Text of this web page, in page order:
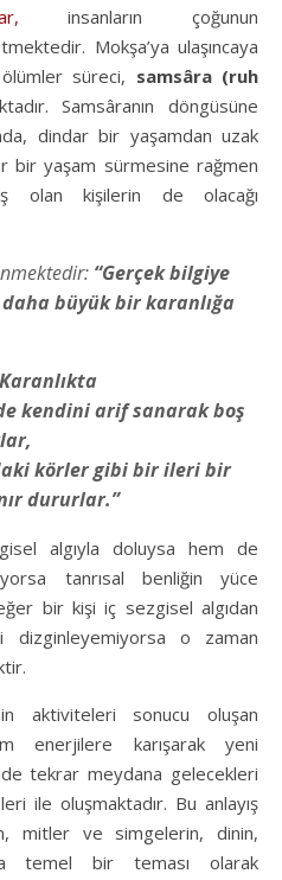
insanların çoğunun
Mokşa’ya ulaşıncaya
süreci, samsâra (ruh
Samsâranın döngüsüne
dindar bir yaşamdan uzak
bir yaşam sürmesine rağmen
olan kişilerin de olacağı
“Gerçek bilgiye
büyük bir karanlığa
kendini arif sanarak boş
körler gibi bir ileri bir
dururlar.”
algıyla doluysa hem de
tanrısal benliğin yüce
bir kişi iç sezgisel algıdan
dizginleyemiyorsa o zaman
aktiviteleri sonucu oluşan
enerjilere karışarak yeni
tekrar meydana gelecekleri
ile oluşmaktadır. Bu anlayış
mitler ve simgelerin, dinin,
temel bir teması olarak